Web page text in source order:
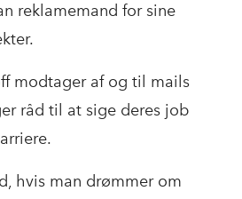
reklamemand for sine
modtager af og til mails
råd til at sige deres job
hvis man drømmer om